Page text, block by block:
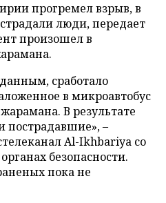
прогремел взрыв, в
люди, передает
произошел в
сработало
в микроавтобус
В результате
пострадавшие», –
Al-Ikhbariya со
безопасности.
пока не